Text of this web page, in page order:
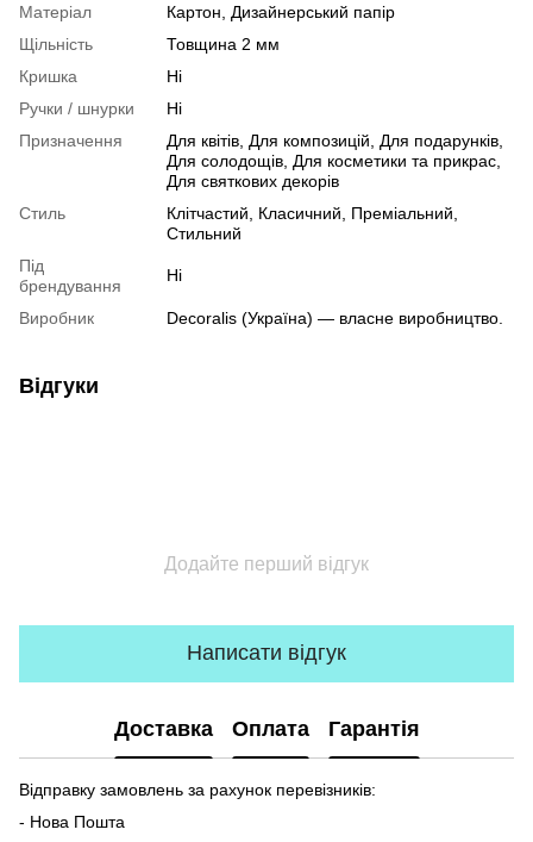
Матеріал
Картон, Дизайнерський папір
Щільність
Товщина 2 мм
Кришка
Ні
Ручки / шнурки
Ні
Призначення
Для квітів, Для композицій, Для подарунків,
Для солодощів, Для косметики та прикрас,
Для святкових декорів
Стиль
Клітчастий, Класичний, Преміальний,
Стильний
Під
брендування
Ні
Виробник Decoralis (Україна) — власне виробництво.
Відгуки
Додайте перший відгук
Написати відгук
Доставка Оплата Гарантія
Відправку замовлень за рахунок перевізників:
- Нова Пошта